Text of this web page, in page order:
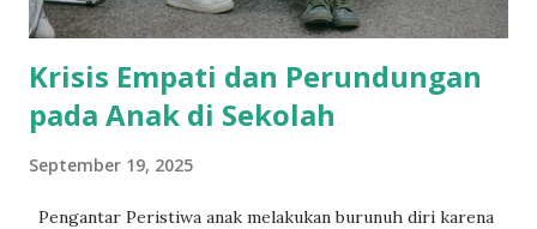
Krisis Empati dan Perundungan
pada Anak di Sekolah
September 19, 2025
Pengantar Peristiwa anak melakukan burunuh diri karena